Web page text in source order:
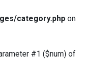
category.php on
#1 ($num) of